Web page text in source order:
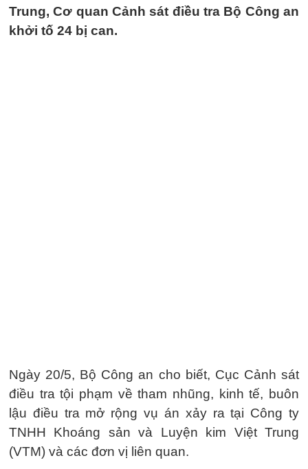
Trung, Cơ quan Cảnh sát điều tra Bộ Công an
khởi tố 24 bị can.
Ngày 20/5, Bộ Công an cho biết, Cục Cảnh sát
điều tra tội phạm về tham nhũng, kinh tế, buôn
lậu điều tra mở rộng vụ án xảy ra tại Công ty
TNHH Khoáng sản và Luyện kim Việt Trung
(VTM) và các đơn vị liên quan.